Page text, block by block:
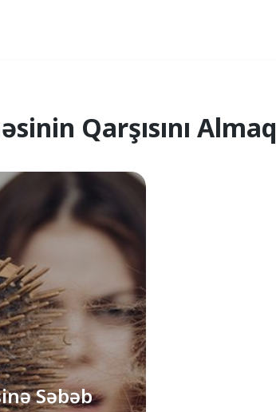
Qarşısını Almaq
Səbəb